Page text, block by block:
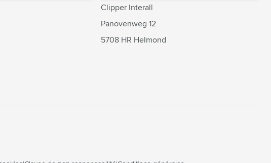
Clipper Interall
Panovenweg 12
5708 HR Helmond